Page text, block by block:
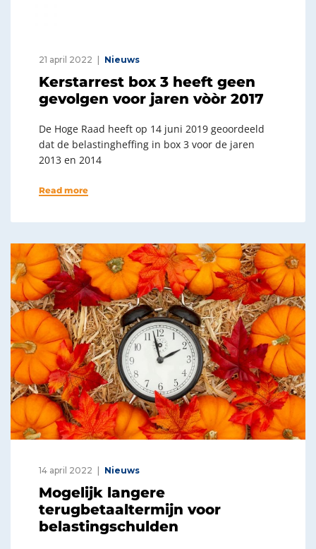
21 april 2022 Nieuws
Kerstarrest box 3 heeft geen
gevolgen voor jaren vòòr 2017
De Hoge Raad heeft op 14 juni 2019 geoordeeld
dat de belastingheffing in box 3 voor de jaren
2013 en 2014
Read more
14 april 2022 Nieuws
Mogelijk langere
terugbetaaltermijn voor
belastingschulden